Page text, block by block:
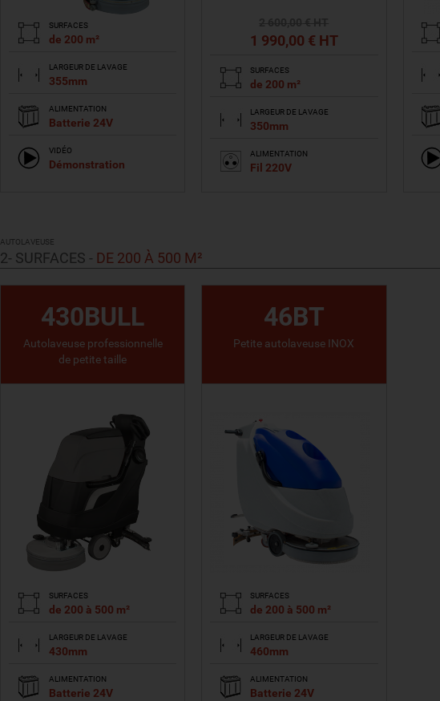
SURFACES
de 200 m²
LARGEUR DE LAVAGE
355mm
ALIMENTATION
Batterie 24V
VIDÉO
Démonstration
1 990,00 € HT
SURFACES
de 200 m²
LARGEUR DE LAVAGE
350mm
ALIMENTATION
Fil 220V
AUTOLAVEUSE
2- SURFACES - DE 200 À 500 M²
430BULL
Autolaveuse professionnelle
de petite taille
SURFACES
de 200 à 500 m²
LARGEUR DE LAVAGE
430mm
ALIMENTATION
Batterie 24V
46BT
Petite autolaveuse INOX
SURFACES
de 200 à 500 m²
LARGEUR DE LAVAGE
460mm
ALIMENTATION
Batterie 24V